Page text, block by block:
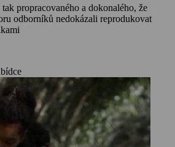
propracovaného a dokonalého, že
odborníků nedokázali reprodukovat